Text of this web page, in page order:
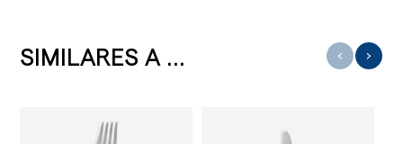
SIMILARES A ... ‹ ›